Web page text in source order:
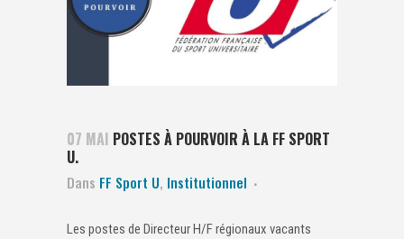
07 MAI POSTES À POURVOIR À LA FF SPORT
U.
Dans FF Sport U, Institutionnel
Les postes de Directeur H/F régionaux vacants